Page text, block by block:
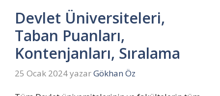
Devlet Üniversiteleri,
Taban Puanları,
Kontenjanları, Sıralama
25 Ocak 2024yazarGökhan Öz